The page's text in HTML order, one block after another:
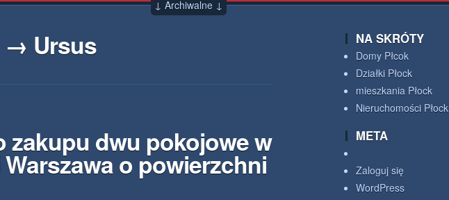
↓ Archiwalne ↓
→ Ursus
zakupu dwu pokojowe w
o powierzchni
NA SKRÓTY
Domy Płcok
Działki Płock
mieszkania Płock
Nieruchomości Płock
META
Zaloguj się
WordPress